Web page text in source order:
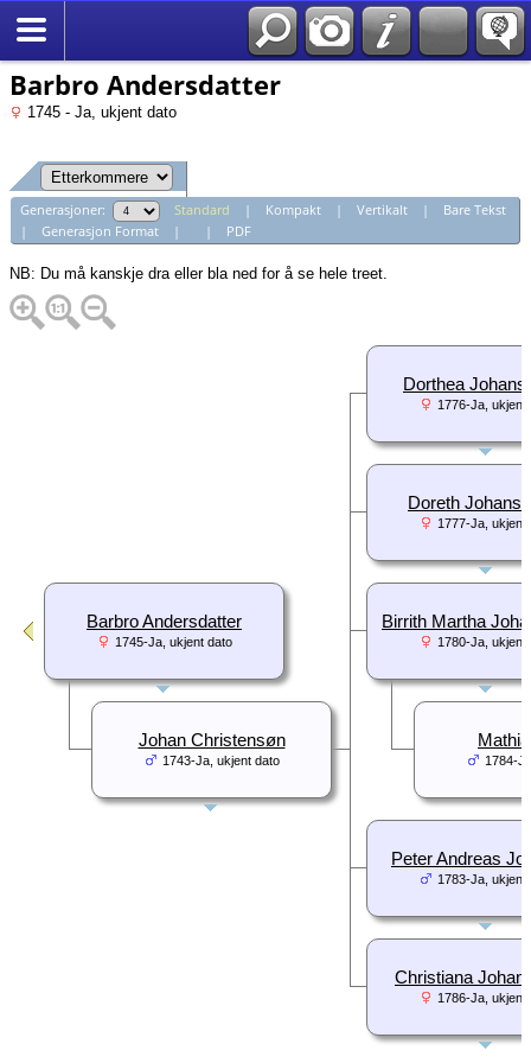
Barbro Andersdatter
1745 - Ja, ukjent dato
Generasjoner: Standard | Kompakt| Vertikalt| Bare Tekst
| Generasjon Format| | PDF
NB: Du må kanskje dra eller bla ned for å se hele treet.
Dorthea
1776-Ja, ukjent
Doreth
1777-Ja, ukjent
Birrith Martha
1780-Ja, ukjent
1784-
Peter Andreas
1783-Ja, ukjent
Christiana
1786-Ja, ukjent
Barbro Andersdatter
1745-Ja, ukjent dato
Johan Christensøn
1743-Ja, ukjent dato